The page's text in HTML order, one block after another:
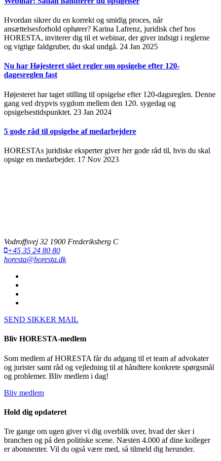
Hvordan sikrer du en korrekt og smidig proces, når
ansættelsesforhold ophører? Karina Lafrenz, juridisk chef hos
HORESTA, inviterer dig til et webinar, der giver indsigt i reglerne
og vigtige faldgruber, du skal undgå. 24 Jan 2025
Nu har Højesteret slået regler om opsigelse efter 120-
dagesreglen fast
Højesteret har taget stilling til opsigelse efter 120-dagsreglen. Denne
gang ved drypvis sygdom mellem den 120. sygedag og
opsigelsestidspunktet. 23 Jan 2024
5 gode råd til opsigelse af medarbejdere
HORESTAs juridiske eksperter giver her gode råd til, hvis du skal
opsige en medarbejder. 17 Nov 2023
Vodroffsvej 32 1900 Frederiksberg C
+45 35 24 80 80
horesta@horesta.dk
SEND SIKKER MAIL
Bliv HORESTA-medlem
Som medlem af HORESTA får du adgang til et team af advokater
og jurister samt råd og vejledning til at håndtere konkrete spørgsmål
og problemer. Bliv medlem i dag!
Bliv medlem
Hold dig opdateret
Tre gange om ugen giver vi dig overblik over, hvad der sker i
branchen og på den politiske scene. Næsten 4.000 af dine kolleger
er abonnenter. Vil du også være med, så tilmeld dig herunder.